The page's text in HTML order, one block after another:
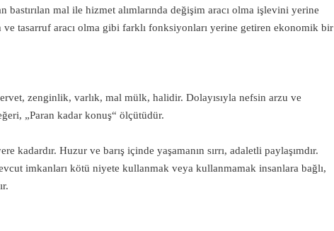
bastırılan mal ile hizmet alımlarında değişim aracı olma işlevini yerine
ve tasarruf aracı olma gibi farklı fonksiyonları yerine getiren ekonomik bir
zenginlik, varlık, mal mülk, halidir. Dolayısıyla nefsin arzu ve
„Paran kadar konuş“ ölçütüdür.
kadardır. Huzur ve barış içinde yaşamanın sırrı, adaletli paylaşımdır.
imkanları kötü niyete kullanmak veya kullanmamak insanlara bağlı,